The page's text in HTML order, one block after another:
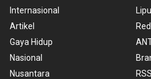
Internasional
Artikel
Gaya Hidup
Nasional
Nusantara
RSS